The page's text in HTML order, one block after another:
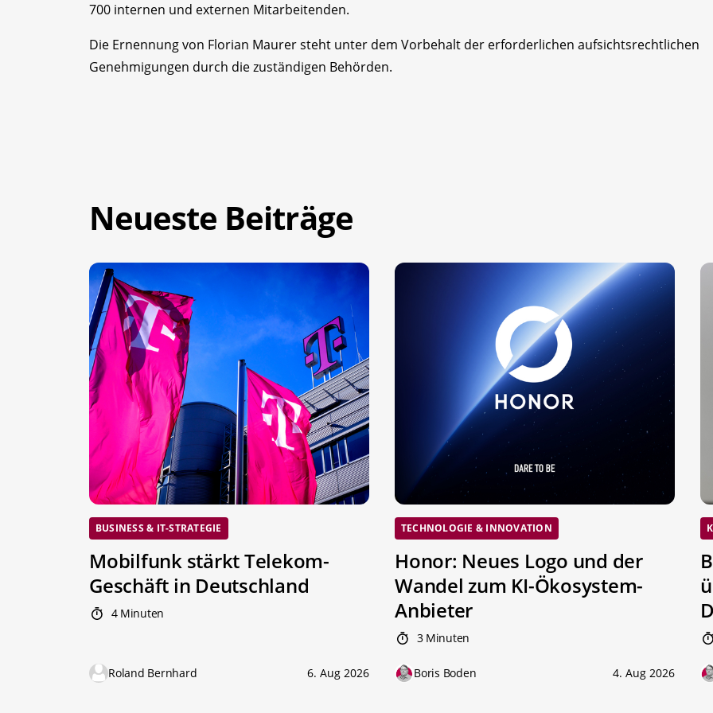
700 internen und externen Mitarbeitenden.
Die Ernennung von Florian Maurer steht unter dem Vorbehalt der erforderlichen aufsichtsrechtlichen
Genehmigungen durch die zuständigen Behörden.
Neueste Beiträge
BUSINESS & IT-STRATEGIE
Mobilfunk stärkt Telekom-
Geschäft in Deutschland
4 Minuten
Roland Bernhard 6. Aug 2026
TECHNOLOGIE & INNOVATION
Honor: Neues Logo und der
Wandel zum KI-Ökosystem-
Anbieter
3 Minuten
Boris Boden 4. Aug 2026